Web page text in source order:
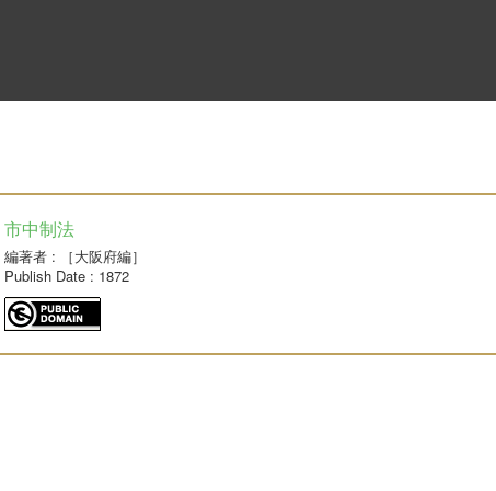
市中制法
編著者: ［大阪府編］
Publish Date: 1872